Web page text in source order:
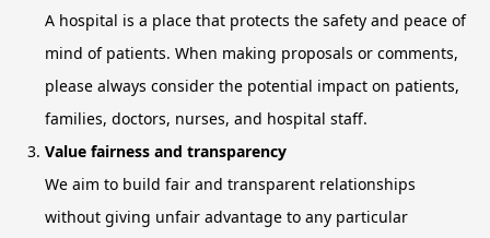
A hospital is a place that protects the safety and peace of
mind of patients. When making proposals or comments,
please always consider the potential impact on patients,
families, doctors, nurses, and hospital staff.
Value fairness and transparency
We aim to build fair and transparent relationships
without giving unfair advantage to any particular